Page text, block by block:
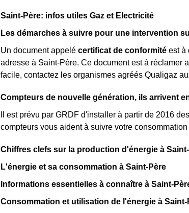
Saint-Père: infos utiles Gaz et Electricité
Les démarches à suivre pour une intervention
Un document appelé certificat de conformité est à
adresse à Saint-Père. Ce document est à réclamer
facile, contactez les organismes agréés Qualigaz
Compteurs de nouvelle génération, ils arrivent
Il est prévu par GRDF d'installer à partir de 2016
compteurs vous aident à suivre votre
Chiffres clefs sur la production d'énergie à
L'énergie et sa consommation à Saint-Père
Informations essentielles à connaître à Saint-
Consommation et utilisation de l'énergie à Saint-